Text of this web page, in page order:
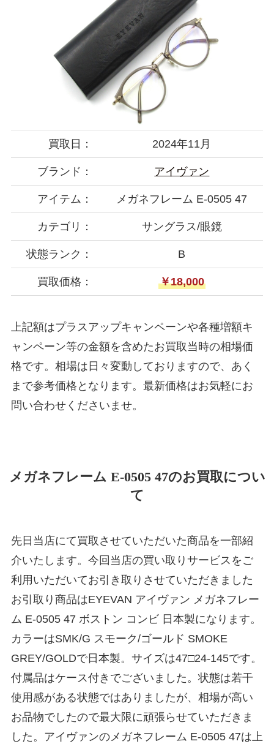
買取日： 2024年11月
ブランド： アイヴァン
アイテム： メガネフレーム E-0505 47
カテゴリ： サングラス/眼鏡
状態ランク： B
買取価格： ￥18,000
上記額はプラスアップキャンペーンや各種増額キ
ャンペーン等の金額を含めたお買取当時の相場価
格です。相場は日々変動しておりますので、あく
まで参考価格となります。最新価格はお気軽にお
問い合わせくださいませ。
メガネフレーム E-0505 47のお買取につい
て
先日当店にて買取させていただいた商品を一部紹
介いたします。今回当店の買い取りサービスをご
利用いただいてお引き取りさせていただきました
お引取り商品はEYEVAN アイヴァン メガネフレー
ム E-0505 47 ボストン コンビ 日本製になります。
カラーはSMK/G スモーク/ゴールド SMOKE
GREY/GOLDで日本製。サイズは47□24-145です。
付属品はケース付きでございました。状態は若干
使用感がある状態ではありましたが、相場が高い
お品物でしたので最大限に頑張らせていただきま
した。アイヴァンのメガネフレーム E-0505 47は上